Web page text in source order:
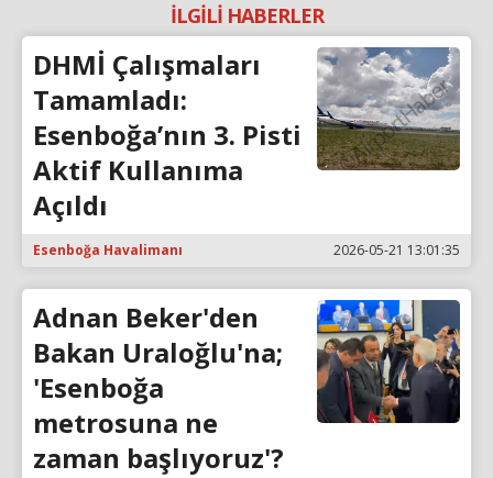
İLGİLİ HABERLER
DHMİ Çalışmaları
Tamamladı:
Esenboğa’nın 3. Pisti
Aktif Kullanıma
Açıldı
Esenboğa Havalimanı 2026-05-21 13:01:35
Adnan Beker'den
Bakan Uraloğlu'na;
'Esenboğa
metrosuna ne
zaman başlıyoruz'?